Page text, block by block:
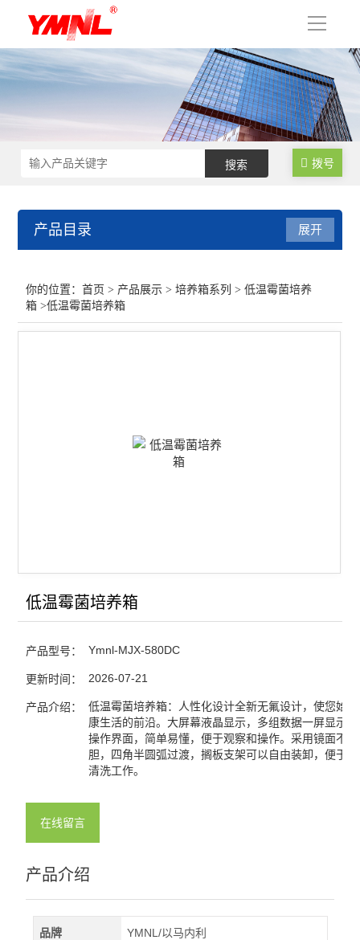
导
拨号
产品目录
智能人工气候箱
智能二氧化碳人工气候箱
低温冷光源植物光照箱
LED红蓝光植物生长箱
查看全部 >>
展开
你的位置：首页 > 产品展示 >培养箱系列 >低温霉菌培养
箱 >低温霉菌培养箱
低温霉菌培养箱
产品型号： Ymnl-MJX-580DC
更新时间： 2026-07-21
产品介绍：
低温霉菌培养箱：人性化设计全新无氟设计，使您始
康生活的前沿。大屏幕液晶显示，多组数据一屏显示
操作界面，简单易懂，便于观察和操作。采用镜面不
胆，四角半圆弧过渡，搁板支架可以自由装卸，便于
清洗工作。
在线留言
产品介绍
品牌 YMNL/以马内利